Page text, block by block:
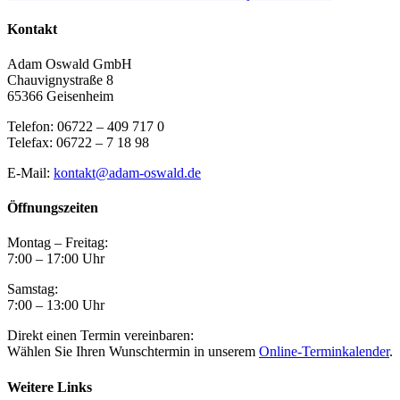
Kontakt
Adam Oswald GmbH
Chauvignystraße 8
65366 Geisenheim
Telefon: 06722 – 409 717 0
Telefax: 06722 – 7 18 98
E-Mail: kontakt@adam-oswald.de
Öffnungszeiten
Montag – Freitag:
7:00 – 17:00 Uhr
Samstag:
7:00 – 13:00 Uhr
Direkt einen Termin vereinbaren:
Wählen Sie Ihren Wunschtermin in unserem Online-Terminkalender.
Weitere Links